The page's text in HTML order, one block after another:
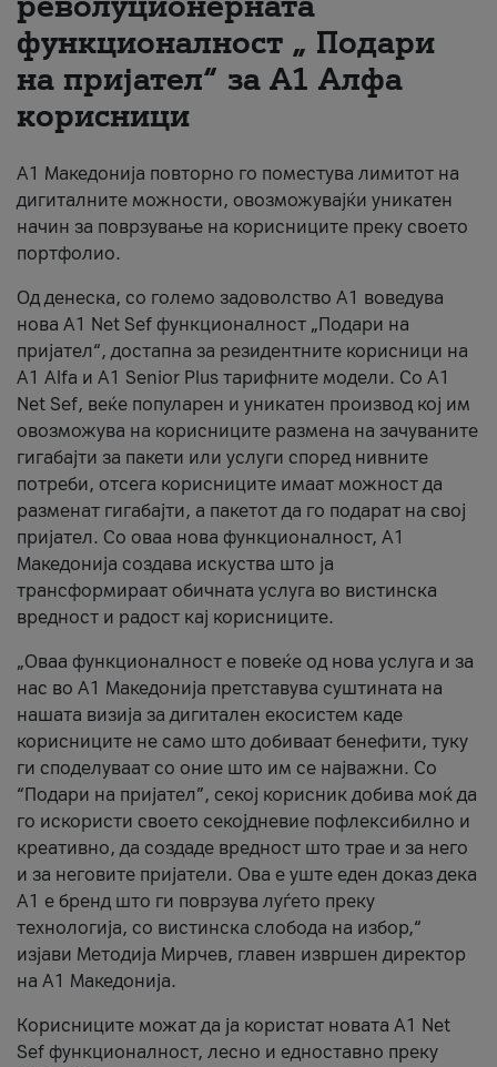
За нас
#ПодобарОнлајн
функционалност „ Подари
на пријател“ за А1 Алфа
корисници
А1 Македонија повторно го поместува лимитот на
дигиталните можности, овозможувајќи уникатен
начин за поврзување на корисниците преку своето
портфолио.
Од денеска, со големо задоволство А1 воведува
нова A1 Net Sef функционалност „Подари на
пријател“, достапна за резидентните корисници на
А1 Alfa и A1 Senior Plus тарифните модели. Со A1
Net Sef, веќе популарен и уникатен производ кој им
овозможува на корисниците размена на зачуваните
гигабајти за пакети или услуги според нивните
потреби, отсега корисниците имаат можност да
разменат гигабајти, а пакетот да го подарат на свој
пријател. Со оваа нова функционалност, А1
Македонија создава искуства што ја
трансформираат обичната услуга во вистинска
вредност и радост кај корисниците.
„Оваа функционалност е повеќе од нова услуга и за
нас во А1 Македонија претставува суштината на
нашата визија за дигитален екосистем каде
корисниците не само што добиваат бенефити, туку
ги споделуваат со оние што им се најважни. Со
“Подари на пријател”, секој корисник добива моќ да
го искористи своето секојдневие пофлексибилно и
креативно, да создаде вредност што трае и за него
и за неговите пријатели. Ова е уште еден доказ дека
А1 е бренд што ги поврзува луѓето преку
технологија, со вистинска слобода на избор,“
изјави Методија Мирчев, главен извршен директор
на А1 Македонија.
Корисниците можат да ја користат новата А1 Net
Sef функционалност, лесно и едноставно преку